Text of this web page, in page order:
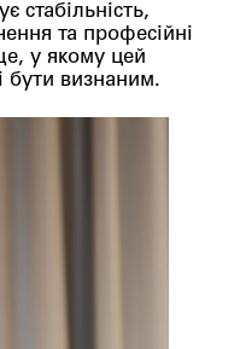
стабільність,
та професійні
у якому цей
бути визнаним.